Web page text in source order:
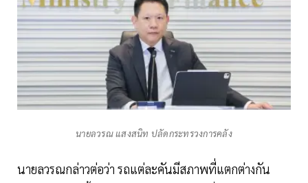
นายลวรณ แสงสนิท ปลัดกระทรวงการคลัง
นายลวรณกล่าวต่อว่า รถแต่ละคันมีสภาพที่แตกต่างกัน